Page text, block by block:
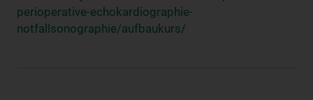
perioperative-echokardiographie-
notfallsonographie/aufbaukurs/